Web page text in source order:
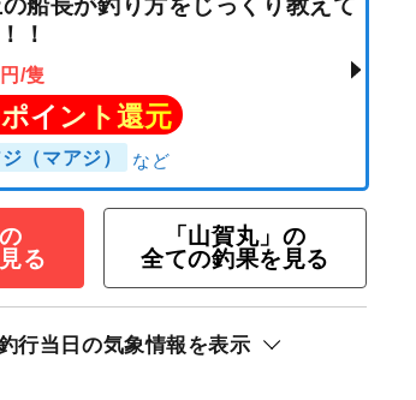
便☆マダイ五目釣りプラン☆漁師歴
上の船長が釣り方をじっくり教えて
す！！
円/隻
ポイント還元
アジ（マアジ）
る
「山賀丸」の
全ての釣果を見る
行当日の気象情報を表示